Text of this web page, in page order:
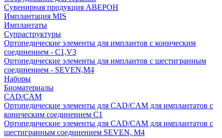
Сувенирная продукция АВЕРОН
Имплантация MIS
Имплантаты
Супраструктуры
Ортопедические элементы для имплантов с коническим
соединением - C1,V3
Ортопедические элементы для имплантов с шестигранным
соединением - SEVEN,M4
Наборы
Биоматериалы
CAD/CAM
Ортопедические элементы для CAD/CAM для имплантатов с
коническим соединением С1
Ортопедические элементы для CAD/CAM для имплантатов с
шестигранным соединением SEVEN, М4